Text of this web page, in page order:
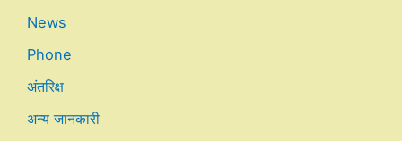
News
Phone
अंतरिक्ष
अन्य जानकारी